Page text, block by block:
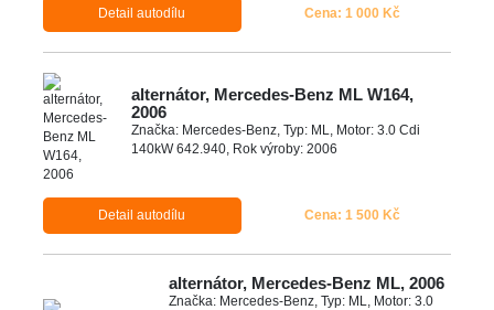
Detail autodílu Cena: 1 000 Kč
alternátor, Mercedes-Benz ML W164,
2006
Značka: Mercedes-Benz, Typ: ML, Motor: 3.0 Cdi
140kW 642.940, Rok výroby: 2006
Detail autodílu Cena: 1 500 Kč
alternátor, Mercedes-Benz ML, 2006
Značka: Mercedes-Benz, Typ: ML, Motor: 3.0